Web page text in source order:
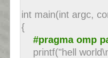
int main(int argc,
{
#pragma omp
printf("hell